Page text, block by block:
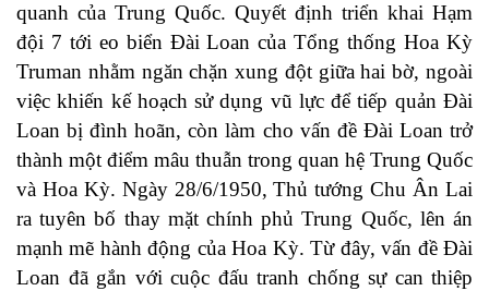
quanh của Trung Quốc. Quyết định triển khai Hạm
đội 7 tới eo biển Đài Loan của Tổng thống Hoa Kỳ
Truman nhằm ngăn chặn xung đột giữa hai bờ, ngoài
việc khiến kế hoạch sử dụng vũ lực để tiếp quản Đài
Loan bị đình hoãn, còn làm cho vấn đề Đài Loan trở
thành một điểm mâu thuẫn trong quan hệ Trung Quốc
và Hoa Kỳ. Ngày 28/6/1950, Thủ tướng Chu Ân Lai
ra tuyên bố thay mặt chính phủ Trung Quốc, lên án
mạnh mẽ hành động của Hoa Kỳ. Từ đây, vấn đề Đài
Loan đã gắn với cuộc đấu tranh chống sự can thiệp